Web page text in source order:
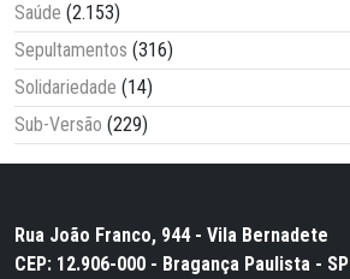
Saúde (2.153)
Sepultamentos (316)
Solidariedade (14)
Sub-Versão (229)
Rua João Franco, 944 - Vila Bernadete
CEP: 12.906-000 - Bragança Paulista - SP